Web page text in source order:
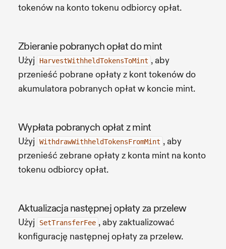
tokenów na konto tokenu odbiorcy opłat.
Zbieranie pobranych opłat do mint
Użyj HarvestWithheldTokensToMint , aby
przenieść pobrane opłaty z kont tokenów do
akumulatora pobranych opłat w koncie mint.
Wypłata pobranych opłat z mint
Użyj WithdrawWithheldTokensFromMint , aby
przenieść zebrane opłaty z konta mint na konto
tokenu odbiorcy opłat.
Aktualizacja następnej opłaty za przelew
Użyj SetTransferFee , aby zaktualizować
konfigurację następnej opłaty za przelew.